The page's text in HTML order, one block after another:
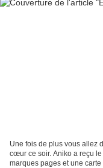
Une fois de plus vous allez
cœur ce soir. Aniko a reçu
marques pages et une